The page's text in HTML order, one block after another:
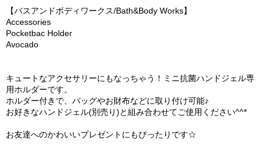
【バスアンドボディワークス/Bath&Body Works】
Accessories
Pocketbac Holder
Avocado
キュートなアクセサリーにもなっちゃう！ミニ抗菌ハンドジェル専
用ホルダーです。
ホルダー付きで、バッグやお財布などに取り付け可能♪
お好きなハンドジェル(別売り)と組み合わせてご使用ください^^*
お友達へのかわいいプレゼントにもぴったりです☆